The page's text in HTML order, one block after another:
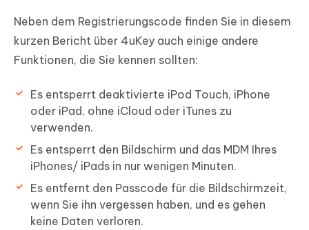
Neben dem Registrierungscode finden Sie in diesem
kurzen Bericht über 4uKey auch einige andere
Funktionen, die Sie kennen sollten:
Es entsperrt deaktivierte iPod Touch, iPhone
oder iPad, ohne iCloud oder iTunes zu
verwenden.
Es entsperrt den Bildschirm und das MDM Ihres
iPhones/ iPads in nur wenigen Minuten.
Es entfernt den Passcode für die Bildschirmzeit,
wenn Sie ihn vergessen haben, und es gehen
keine Daten verloren.